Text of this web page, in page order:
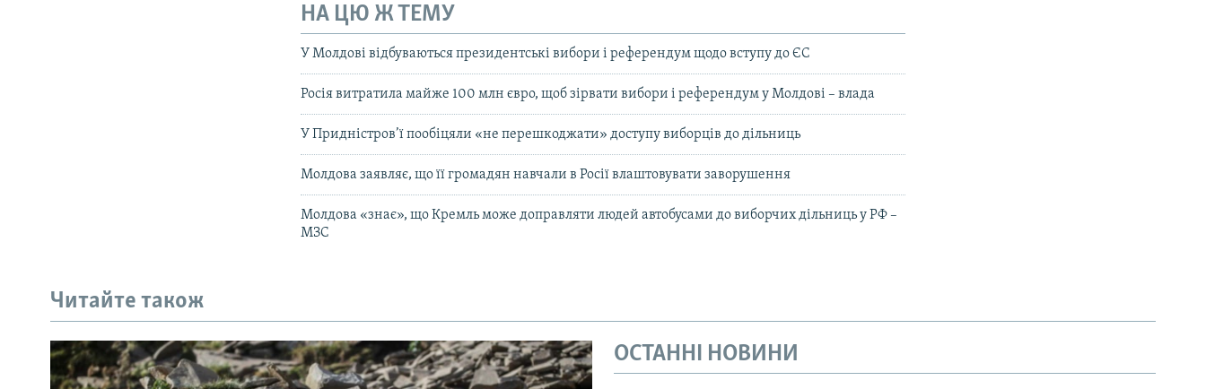
НА ЦЮ Ж ТЕМУ
У Молдові відбуваються президентські вибори і референдум щодо вступу до ЄС
Росія витратила майже 100 млн євро, щоб зірвати вибори і референдум у Молдові – влада
У Придністров’ї пообіцяли «не перешкоджати» доступу виборців до дільниць
Молдова заявляє, що її громадян навчали в Росії влаштовувати заворушення
Молдова «знає», що Кремль може доправляти людей автобусами до виборчих дільниць у РФ –
МЗС
Читайте також
ОСТАННІ НОВИНИ